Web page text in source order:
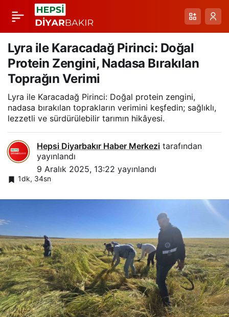
Lyra ile Karacadağ Pirinci: Doğal
Protein Zengini, Nadasa Bırakılan
Toprağın Verimi
Lyra ile Karacadağ Pirinci: Doğal protein zengini,
nadasa bırakılan toprakların verimini keşfedin; sağlıklı,
lezzetli ve sürdürülebilir tarımın hikâyesi.
Hepsi Diyarbakır Haber Merkezi tarafından
yayınlandı
9 Aralık 2025, 13:22 yayınlandı
1dk, 34sn
Erzincan’da Kuzu
Doğumlarıyla Gelen
Yeni Umut ve Bereket
Paylaş